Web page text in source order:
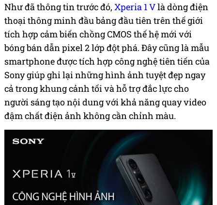
Như đã thông tin trước đó, Xperia 1 Vlà dòng điện
thoại thông minh đầu bảng đầu tiên trên thế giới
tích hợp cảm biến chồng CMOS thế hệ mới với
bóng bán dẫn pixel 2 lớp đột phá. Đây cũng là mẫu
smartphone được tích hợp công nghệ tiên tiến của
Sony giúp ghi lại những hình ảnh tuyệt đẹp ngay
cả trong khung cảnh tối và hỗ trợ đắc lực cho
người sáng tạo nội dung với khả năng quay video
đậm chất điện ảnh không cần chỉnh màu.